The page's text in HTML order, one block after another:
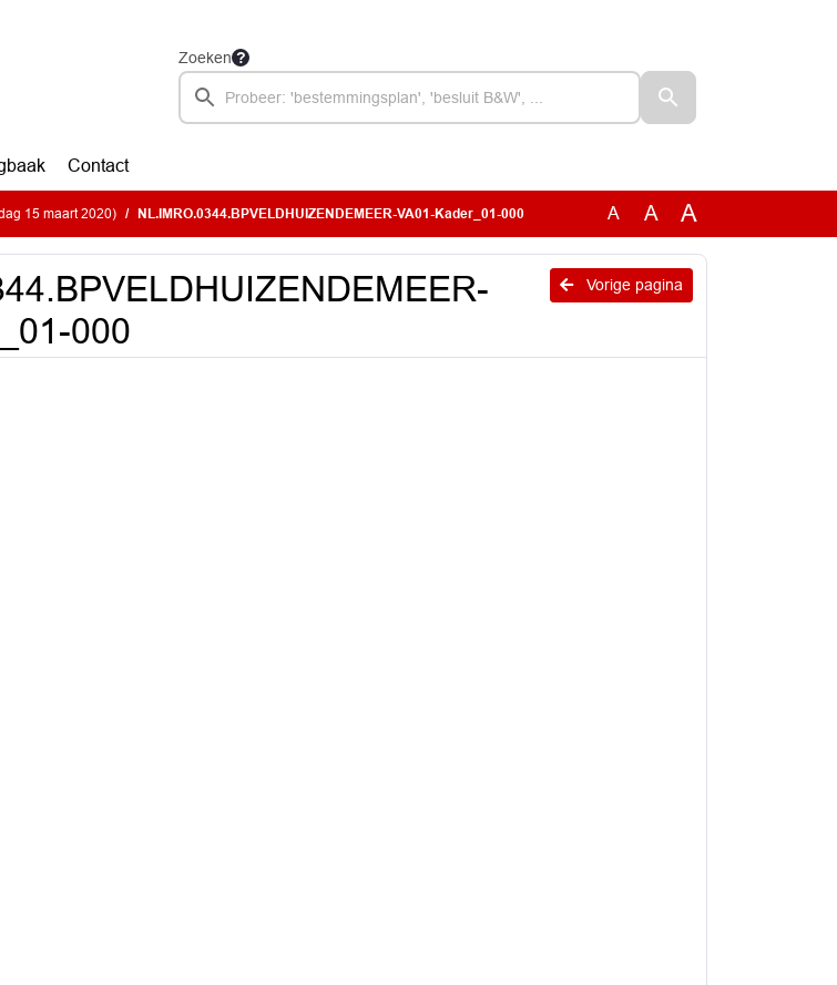
Zoeken
Contact
15 maart 2020) NL.IMRO.0344.BPVELDHUIZENDEMEER-VA01-Kader_01-000 A A A
Vorige pagina
000